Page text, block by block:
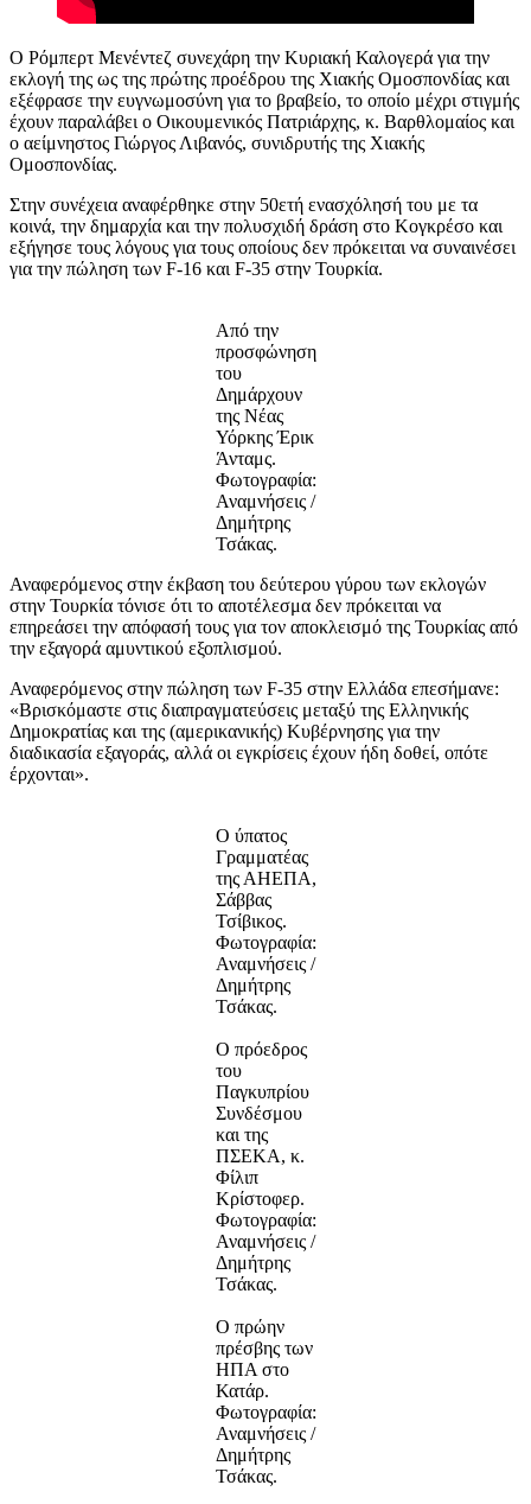
Ο Ρόμπερτ Μενέντεζ συνεχάρη την Κυριακή Καλογερά για την
εκλογή της ως της πρώτης προέδρου της Χιακής Ομοσπονδίας και
εξέφρασε την ευγνωμοσύνη για το βραβείο, το οποίο μέχρι στιγμής
έχουν παραλάβει ο Οικουμενικός Πατριάρχης, κ. Βαρθλομαίος και
ο αείμνηστος Γιώργος Λιβανός, συνιδρυτής της Χιακής
Ομοσπονδίας.
Στην συνέχεια αναφέρθηκε στην 50ετή ενασχόλησή του με τα
κοινά, την δημαρχία και την πολυσχιδή δράση στο Κογκρέσο και
εξήγησε τους λόγους για τους οποίους δεν πρόκειται να συναινέσει
για την πώληση των F-16 και F-35 στην Τουρκία.
Από την
προσφώνηση
του
Δημάρχουν
της Νέας
Υόρκης Έρικ
Άνταμς.
Φωτογραφία:
Αναμνήσεις /
Δημήτρης
Τσάκας.
Αναφερόμενος στην έκβαση του δεύτερου γύρου των εκλογών
στην Τουρκία τόνισε ότι το αποτέλεσμα δεν πρόκειται να
επηρεάσει την απόφασή τους για τον αποκλεισμό της Τουρκίας από
την εξαγορά αμυντικού εξοπλισμού.
Αναφερόμενος στην πώληση των F-35 στην Ελλάδα επεσήμανε:
«Βρισκόμαστε στις διαπραγματεύσεις μεταξύ της Ελληνικής
Δημοκρατίας και της (αμερικανικής) Κυβέρνησης για την
διαδικασία εξαγοράς, αλλά οι εγκρίσεις έχουν ήδη δοθεί, οπότε
έρχονται».
Ο ύπατος
Γραμματέας
της ΑΗΕΠΑ,
Σάββας
Τσίβικος.
Φωτογραφία:
Αναμνήσεις /
Δημήτρης
Τσάκας.
Ο πρόεδρος
του
Παγκυπρίου
Συνδέσμου
και της
ΠΣΕΚΑ, κ.
Φίλιπ
Κρίστοφερ.
Φωτογραφία:
Αναμνήσεις /
Δημήτρης
Τσάκας.
Ο πρώην
πρέσβης των
ΗΠΑ στο
Κατάρ.
Φωτογραφία:
Αναμνήσεις /
Δημήτρης
Τσάκας.